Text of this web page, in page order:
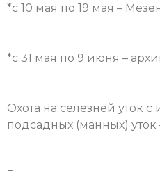
*с 10 мая по 19 мая –
*с 31 мая по 9 июня –
Охота на селезней уток
подсадных (манных) уток